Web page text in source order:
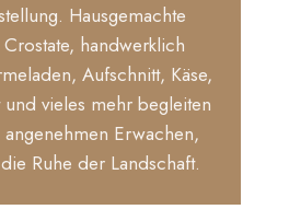
Hausgemachte
handwerklich
Aufschnitt, Käse,
und vieles mehr begleiten
Erwachen,
Ruhe der Landschaft.